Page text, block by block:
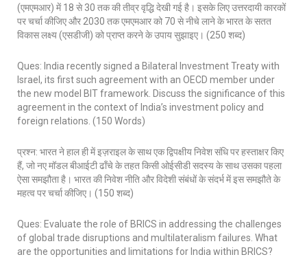
(एमएमआर) में 18 से 30 तक की तीव्र वृद्धि देखी गई है। इसके लिए उत्तरदायी कारकों
पर चर्चा कीजिए और 2030 तक एमएमआर को 70 से नीचे लाने के भारत के सतत
विकास लक्ष्य (एसडीजी) को प्राप्त करने के उपाय सुझाइए। (250 शब्द)
Ques: India recently signed a Bilateral Investment Treaty with
Israel, its first such agreement with an OECD member under
the new model BIT framework. Discuss the significance of this
agreement in the context of India’s investment policy and
foreign relations. (150 Words)
प्रश्न: भारत ने हाल ही में इज़राइल के साथ एक द्विपक्षीय निवेश संधि पर हस्ताक्षर किए
हैं, जो नए मॉडल बीआईटी ढाँचे के तहत किसी ओईसीडी सदस्य के साथ उसका पहला
ऐसा समझौता है। भारत की निवेश नीति और विदेशी संबंधों के संदर्भ में इस समझौते के
महत्व पर चर्चा कीजिए। (150 शब्द)
Ques: Evaluate the role of BRICS in addressing the challenges
of global trade disruptions and multilateralism failures. What
are the opportunities and limitations for India within BRICS?